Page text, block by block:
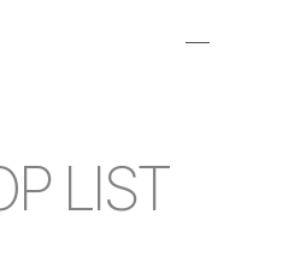
LIST